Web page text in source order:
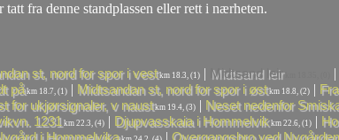
fra denne standplassen eller rett i nærheten.
st, nord for spor i vestkm 18.3, (1) | Midtsand leirkm 18.35, (0) |
påkm 18.7, (1) | Midtsandan st, nord for spor i østkm 18.8, (2) |
for ukjørsignaler, v naustkm 19.4, (3) | Neset nedenfor
1231km 22.3, (4) | Djupvasskaia i Hommelvikkm 22.6, (1) |